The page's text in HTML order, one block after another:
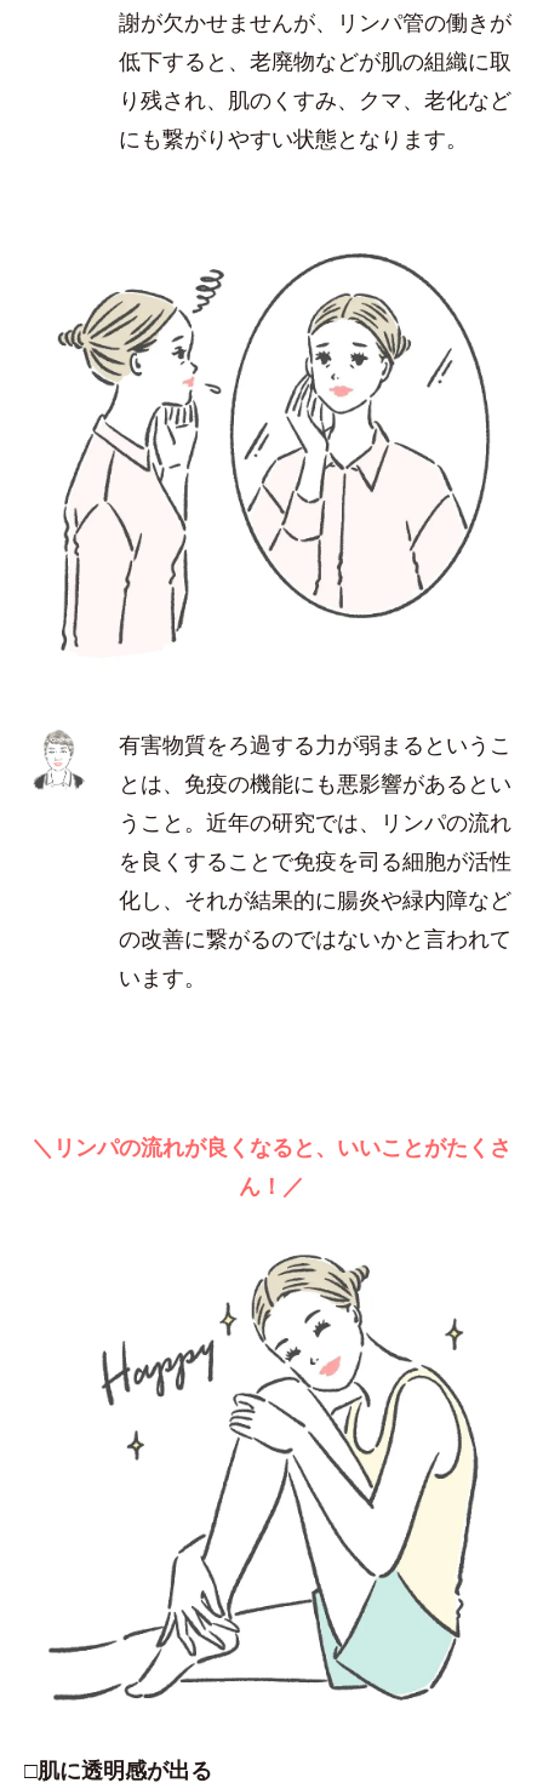
謝が欠かせませんが、リンパ管の働きが
低下すると、老廃物などが肌の組織に取
り残され、肌のくすみ、クマ、老化など
にも繋がりやすい状態となります。
有害物質をろ過する力が弱まるというこ
とは、免疫の機能にも悪影響があるとい
うこと。近年の研究では、リンパの流れ
を良くすることで免疫を司る細胞が活性
化し、それが結果的に腸炎や緑内障など
の改善に繋がるのではないかと言われて
います。
＼リンパの流れが良くなると、いいことがたくさ
ん！／
□肌に透明感が出る